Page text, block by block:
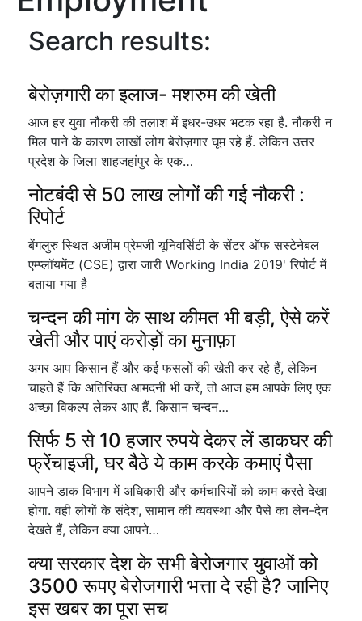
Search results:
बेरोज़गारी का इलाज- मशरुम की खेती
आज हर युवा नौकरी की तलाश में इधर-उधर भटक रहा है. नौकरी न
मिल पाने के कारण लाखों लोग बेरोज़गार घूम रहे हैं. लेकिन उत्तर
प्रदेश के जिला शाहजहांपुर के एक…
नोटबंदी से 50 लाख लोगों की गई नौकरी :
रिपोर्ट
बेंगलुरु स्थित अजीम प्रेमजी यूनिवर्सिटी के सेंटर ऑफ सस्टेनेबल
एम्प्लॉयमेंट (CSE) द्वारा जारी Working India 2019' रिपोर्ट में
बताया गया है
चन्दन की मांग के साथ कीमत भी बड़ी, ऐसे करें
खेती और पाएं करोड़ों का मुनाफ़ा
अगर आप किसान हैं और कई फसलों की खेती कर रहे हैं, लेकिन
चाहते हैं कि अतिरिक्त आमदनी भी करें, तो आज हम आपके लिए एक
अच्छा विकल्प लेकर आए हैं. किसान चन्दन…
सिर्फ 5 से 10 हजार रुपये देकर लें डाकघर की
फ्रेंचाइजी, घर बैठे ये काम करके कमाएं पैसा
आपने डाक विभाग में अधिकारी और कर्मचारियों को काम करते देखा
होगा. वही लोगों के संदेश, सामान की व्यवस्था और पैसे का लेन-देन
देखते हैं, लेकिन क्या आपने…
क्या सरकार देश के सभी बेरोजगार युवाओं को
3500 रूपए बेरोजगारी भत्ता दे रही है? जानिए
इस खबर का पूरा सच